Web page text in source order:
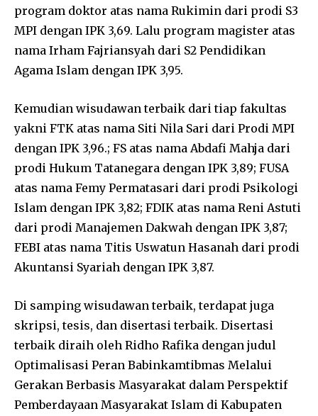
program doktor atas nama Rukimin dari prodi S3
MPI dengan IPK 3,69. Lalu program magister atas
nama Irham Fajriansyah dari S2 Pendidikan
Agama Islam dengan IPK 3,95.
Kemudian wisudawan terbaik dari tiap fakultas
yakni FTK atas nama Siti Nila Sari dari Prodi MPI
dengan IPK 3,96.; FS atas nama Abdafi Mahja dari
prodi Hukum Tatanegara dengan IPK 3,89; FUSA
atas nama Femy Permatasari dari prodi Psikologi
Islam dengan IPK 3,82; FDIK atas nama Reni Astuti
dari prodi Manajemen Dakwah dengan IPK 3,87;
FEBI atas nama Titis Uswatun Hasanah dari prodi
Akuntansi Syariah dengan IPK 3,87.
Di samping wisudawan terbaik, terdapat juga
skripsi, tesis, dan disertasi terbaik. Disertasi
terbaik diraih oleh Ridho Rafika dengan judul
Optimalisasi Peran Babinkamtibmas Melalui
Gerakan Berbasis Masyarakat dalam Perspektif
Pemberdayaan Masyarakat Islam di Kabupaten